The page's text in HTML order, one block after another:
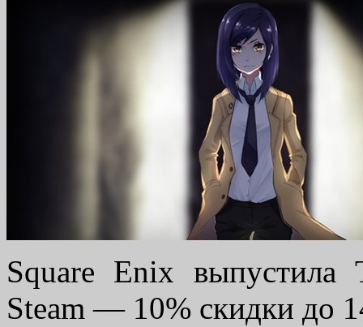
Square Enix
Steam — 10% скидки до